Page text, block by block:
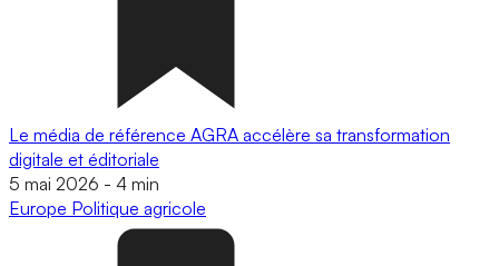
Le média de référence AGRA accélère sa transformation
digitale et éditoriale
5 mai 2026 - 4 min
Europe Politique agricole